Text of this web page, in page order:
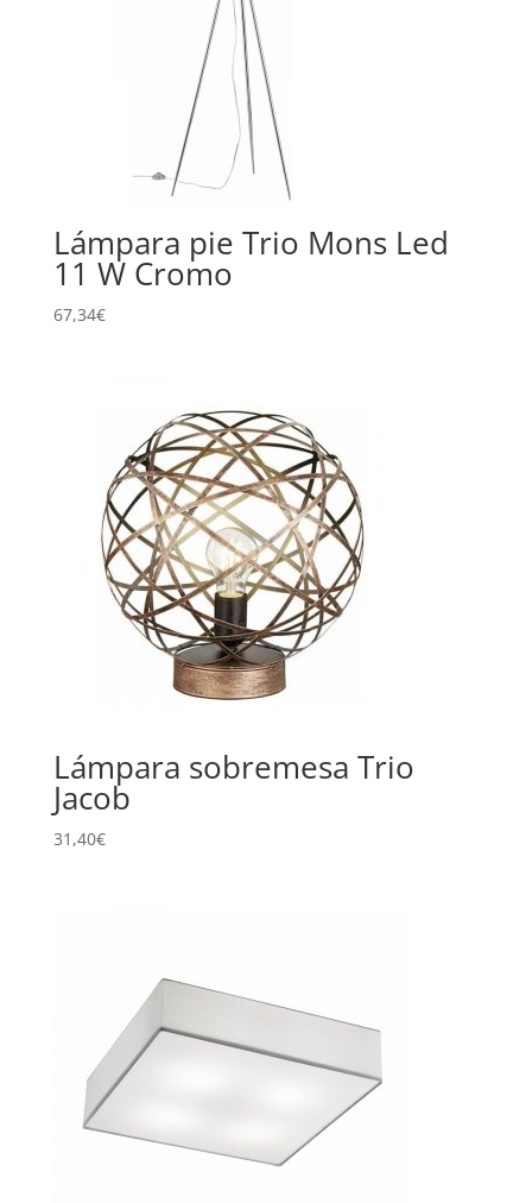
Lámpara pie Trio Mons Led
11 W Cromo
67,34€
Lámpara sobremesa Trio
Jacob
31,40€